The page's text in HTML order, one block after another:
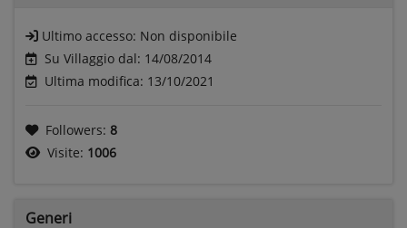
Ultimo accesso: Non disponibile
Su Villaggio dal: 14/08/2014
Ultima modifica: 13/10/2021
Followers: 8
Visite: 1006
Generi